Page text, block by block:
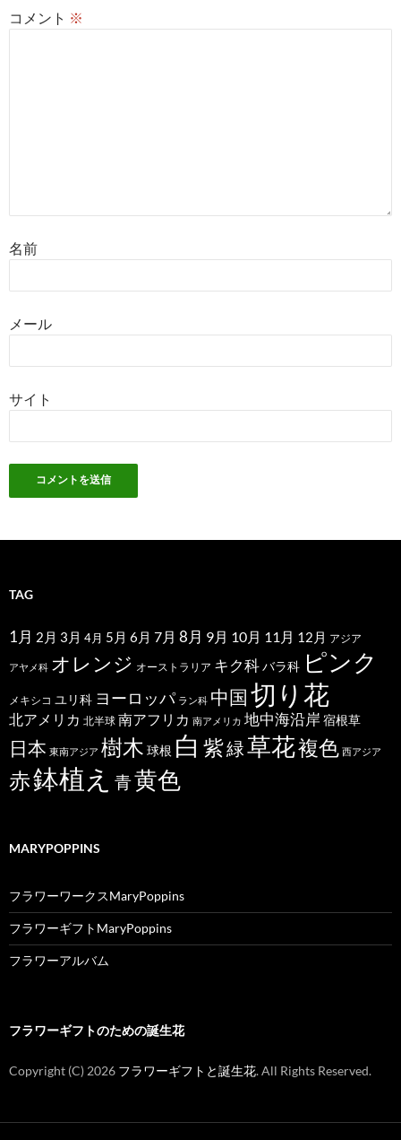
コメント ※
名前
メール
サイト
TAG
1月 2月 3月 4月 5月 6月 7月 8月 9月 10月 11月 12月 アジア
アヤメ科 オレンジ オーストラリア キク科バラ科 ピンク
メキシコ ユリ科 ヨーロッパ ラン科 中国切り花
北アメリカ 北半球 南アフリカ 南アメリカ 地中海沿岸 宿根草
日本 東南アジア 樹木 球根 白 紫緑草花複色 西アジア
赤鉢植え 青黄色
MARYPOPPINS
フラワーワークスMaryPoppins
フラワーギフトMaryPoppins
フラワーアルバム
フラワーギフトのための誕生花
Copyright (C) 2026 フラワーギフトと誕生花. All Rights Reserved.